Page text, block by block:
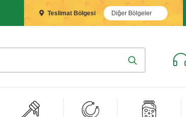
Teslimat Bölgesi Diğer Bölgeler